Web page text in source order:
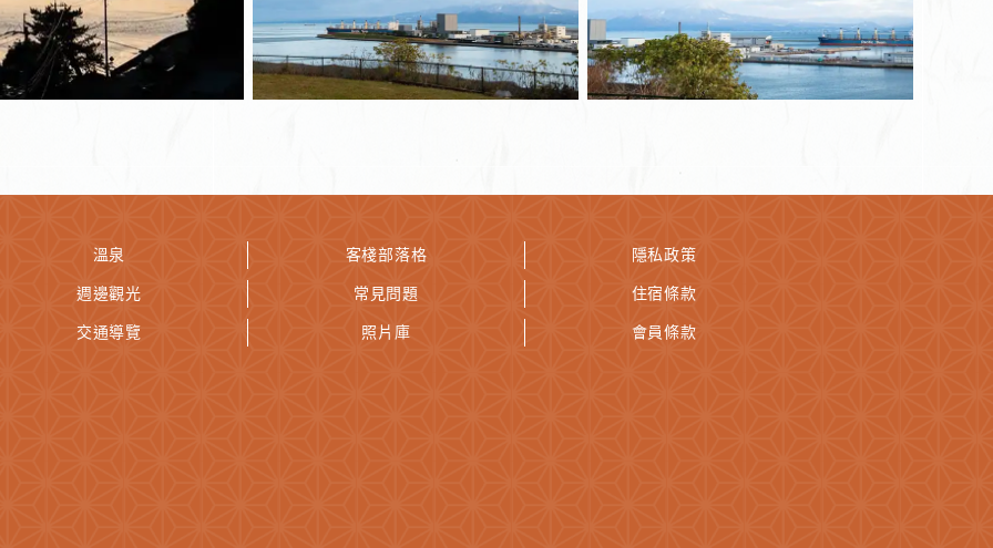
溫泉
週邊觀光
交通導覽
客棧部落格
常見問題
照片庫
隱私政策
住宿條款
會員條款